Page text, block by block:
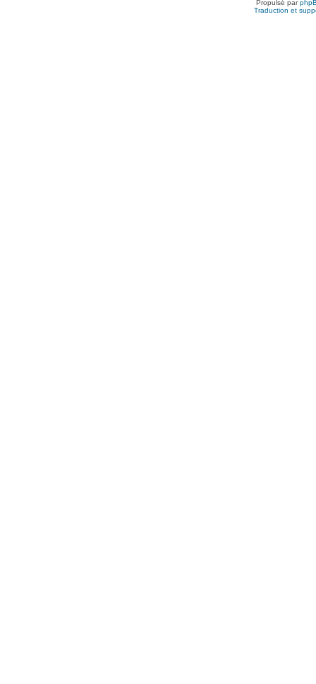
Propulsé par
Traduction et